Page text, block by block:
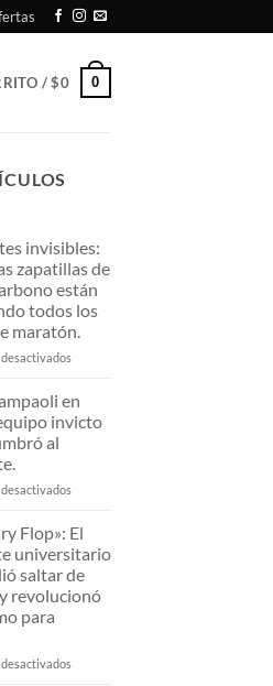
/$0 0
invisibles:
zapatillas de
están
todos los
maratón.
en
invisibles:
Por
zapatillas
de
carbono
están
destrozando
en
invicto
al
en
U
de
Sampaoli
en
2011:
Flop»: El
universitario
saltar de
revolucionó
para
en